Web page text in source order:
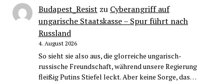
Budapest_Resist zu Cyberangriff auf
ungarische Staatskasse – Spur führt nach
Russland
4. August 2026
So sieht sie also aus, die glorreiche ungarisch-
russische Freundschaft, während unsere Regierung
fleißig Putins Stiefel leckt. Aber keine Sorge, das…